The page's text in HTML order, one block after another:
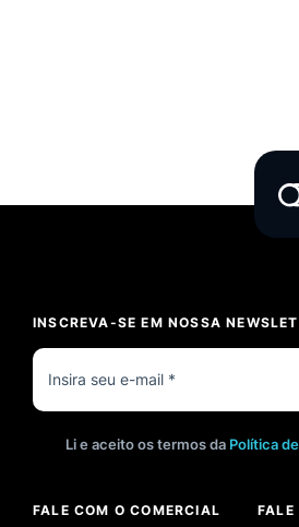
INSCREVA-SE EM NOSSA
Li e aceito os termos da Política
FALE COM O COMERCIAL FALE